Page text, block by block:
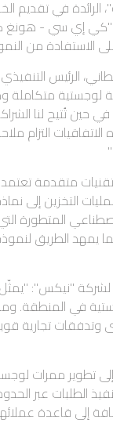
في تقديم
"كي إي سي -
الاستفادة من
الرئيس
متكاملة
في حين تُتيح لنا
التزام
متقدمة
إلى نماذج
المتطورة
مما يمهد الطريق
"نيكس":
في المنطقة.
وتدفقات
ممرات
الطلبات
إلى قاعدة